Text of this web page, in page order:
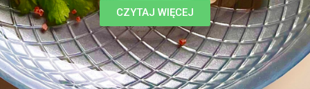
CZYTAJ WIĘCEJ